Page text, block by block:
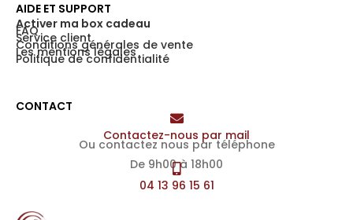
CONTACT
Contactez-nous par mail
Ou contactez nous par téléphone
De 9h00 à 18h00
04 13 96 15 61
AIDE ET SUPPORT
Activer ma box cadeau
FAQ
Service client
Conditions générales de vente
Les mentions légales
Politique de confidentialité